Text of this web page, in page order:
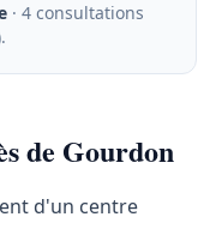
· 4 consultations
.
de Gourdon
d'un centre